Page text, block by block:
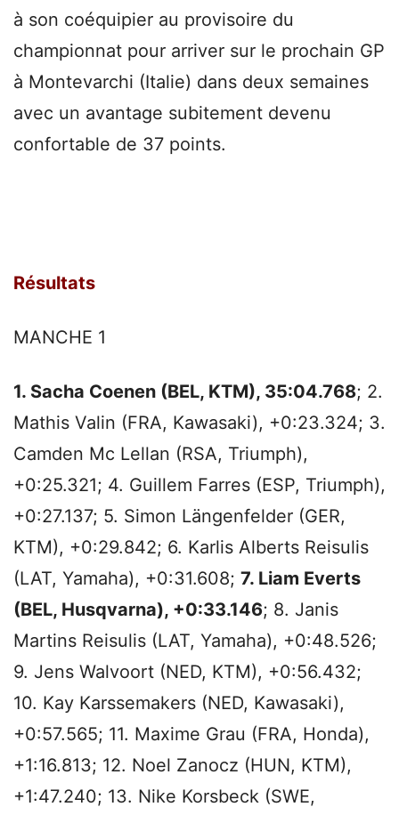
à son coéquipier au provisoire du
championnat pour arriver sur le prochain GP
à Montevarchi (Italie) dans deux semaines
avec un avantage subitement devenu
confortable de 37 points.
Résultats
MANCHE 1
1. Sacha Coenen (BEL, KTM), 35:04.768; 2.
Mathis Valin (FRA, Kawasaki), +0:23.324; 3.
Camden Mc Lellan (RSA, Triumph),
+0:25.321; 4. Guillem Farres (ESP, Triumph),
+0:27.137; 5. Simon Längenfelder (GER,
KTM), +0:29.842; 6. Karlis Alberts Reisulis
(LAT, Yamaha), +0:31.608; 7. Liam Everts
(BEL, Husqvarna), +0:33.146; 8. Janis
Martins Reisulis (LAT, Yamaha), +0:48.526;
9. Jens Walvoort (NED, KTM), +0:56.432;
10. Kay Karssemakers (NED, Kawasaki),
+0:57.565; 11. Maxime Grau (FRA, Honda),
+1:16.813; 12. Noel Zanocz (HUN, KTM),
+1:47.240; 13. Nike Korsbeck (SWE,